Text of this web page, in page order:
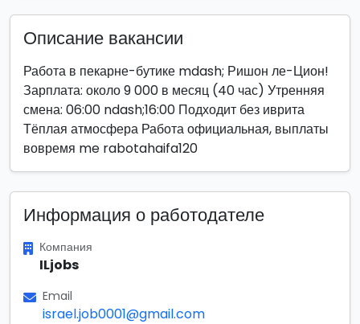
Описание вакансии
Работа в пекарне-бутике mdash; Ришон ле-Цион!
Зарплата: около 9 000 в месяц (40 час) Утренняя
смена: 06:00 ndash;16:00 Подходит без иврита
Тёплая атмосфера Работа официальная, выплаты
вовремя me rabotahaifa120
Информация о работодателе
Компания
ILjobs
Email
israel.job0001@gmail.com